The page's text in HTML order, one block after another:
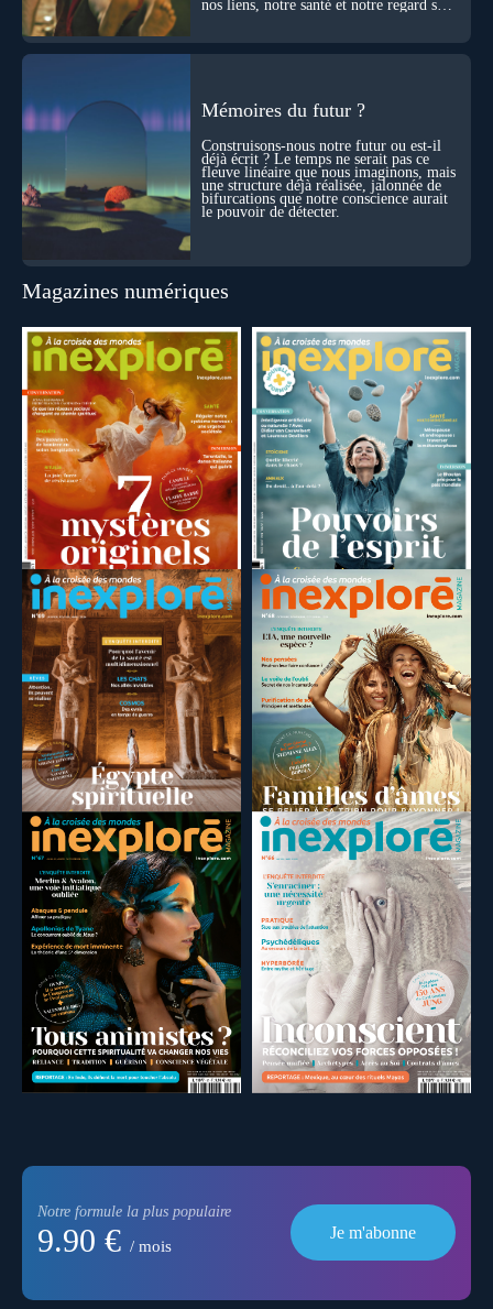
nos liens, notre santé et notre regard sur
Mémoires du futur ?
Construisons-nous notre futur ou est-il
déjà écrit ? Le temps ne serait pas ce
fleuve linéaire que nous imaginons, mais
une structure déjà réalisée, jalonnée de
bifurcations que notre conscience aurait
le pouvoir de détecter.
Magazines numériques
Notre formule la plus populaire
9.90 € / mois
Je m'abonne